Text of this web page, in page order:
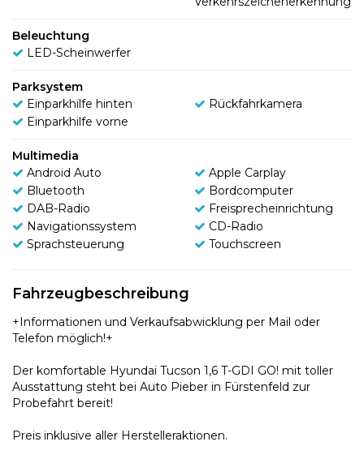
Beleuchtung
LED-Scheinwerfer
Parksystem
Einparkhilfe hinten
Rückfahrkamera
Einparkhilfe vorne
Multimedia
Android Auto
Apple Carplay
Bluetooth
Bordcomputer
DAB-Radio
Freisprecheinrichtung
Navigationssystem
CD-Radio
Sprachsteuerung
Touchscreen
Fahrzeugbeschreibung
+Informationen und Verkaufsabwicklung per Mail oder
Telefon möglich!+
Der komfortable Hyundai Tucson 1,6 T-GDI GO! mit toller
Ausstattung steht bei Auto Pieber in Fürstenfeld zur
Probefahrt bereit!
Preis inklusive aller Herstelleraktionen.